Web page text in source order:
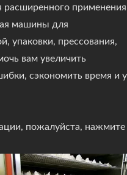
машины для
упаковки, прессования,
вам увеличить
сэкономить время
пожалуйста, нажмите